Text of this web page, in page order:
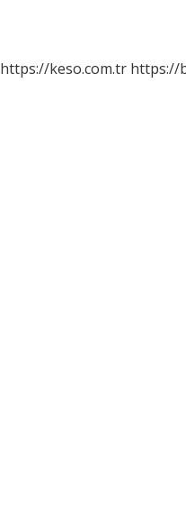
https://keso.com.tr https://